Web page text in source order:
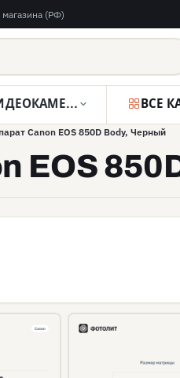
магазина (РФ)
ВИДЕОКАМЕРЫ ВСЕ
Canon EOS 850D Body, Черный
EOS